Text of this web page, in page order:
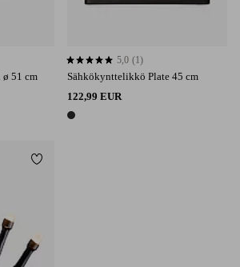
51 cm
Sähkökynttelikkö Plate 45 cm
122,99 EUR
1 väri
5,0 perustuen 1 arvosanaan
5,0 (1)
Lisää suosikkeihin